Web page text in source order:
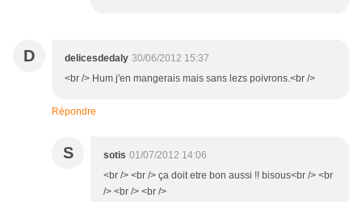
D delicesdedaly 30/06/2012 15:37
<br /> Hum j'en mangerais mais sans lezs poivrons.<br />
Répondre
S sotis 01/07/2012 14:06
<br /> <br /> ça doit etre bon aussi !! bisous<br /> <br
/> <br /> <br />